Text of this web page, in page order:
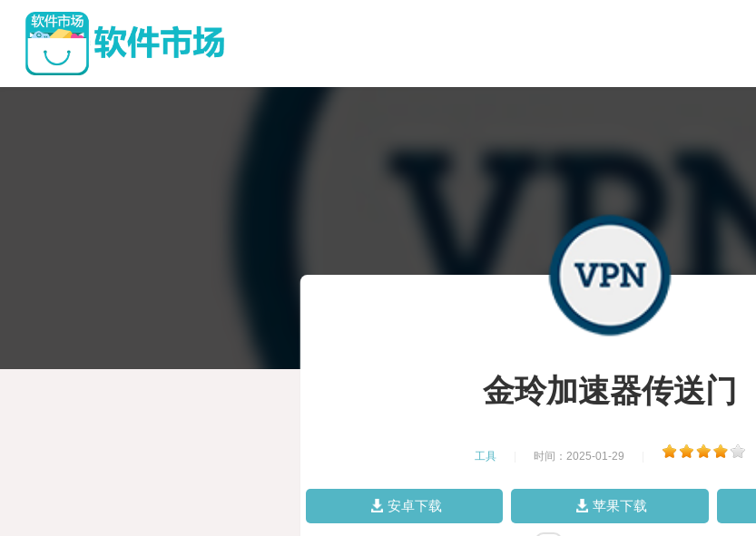
金玲加速器传送门
工具 时间：2025-01-29
安卓下载 苹果下载